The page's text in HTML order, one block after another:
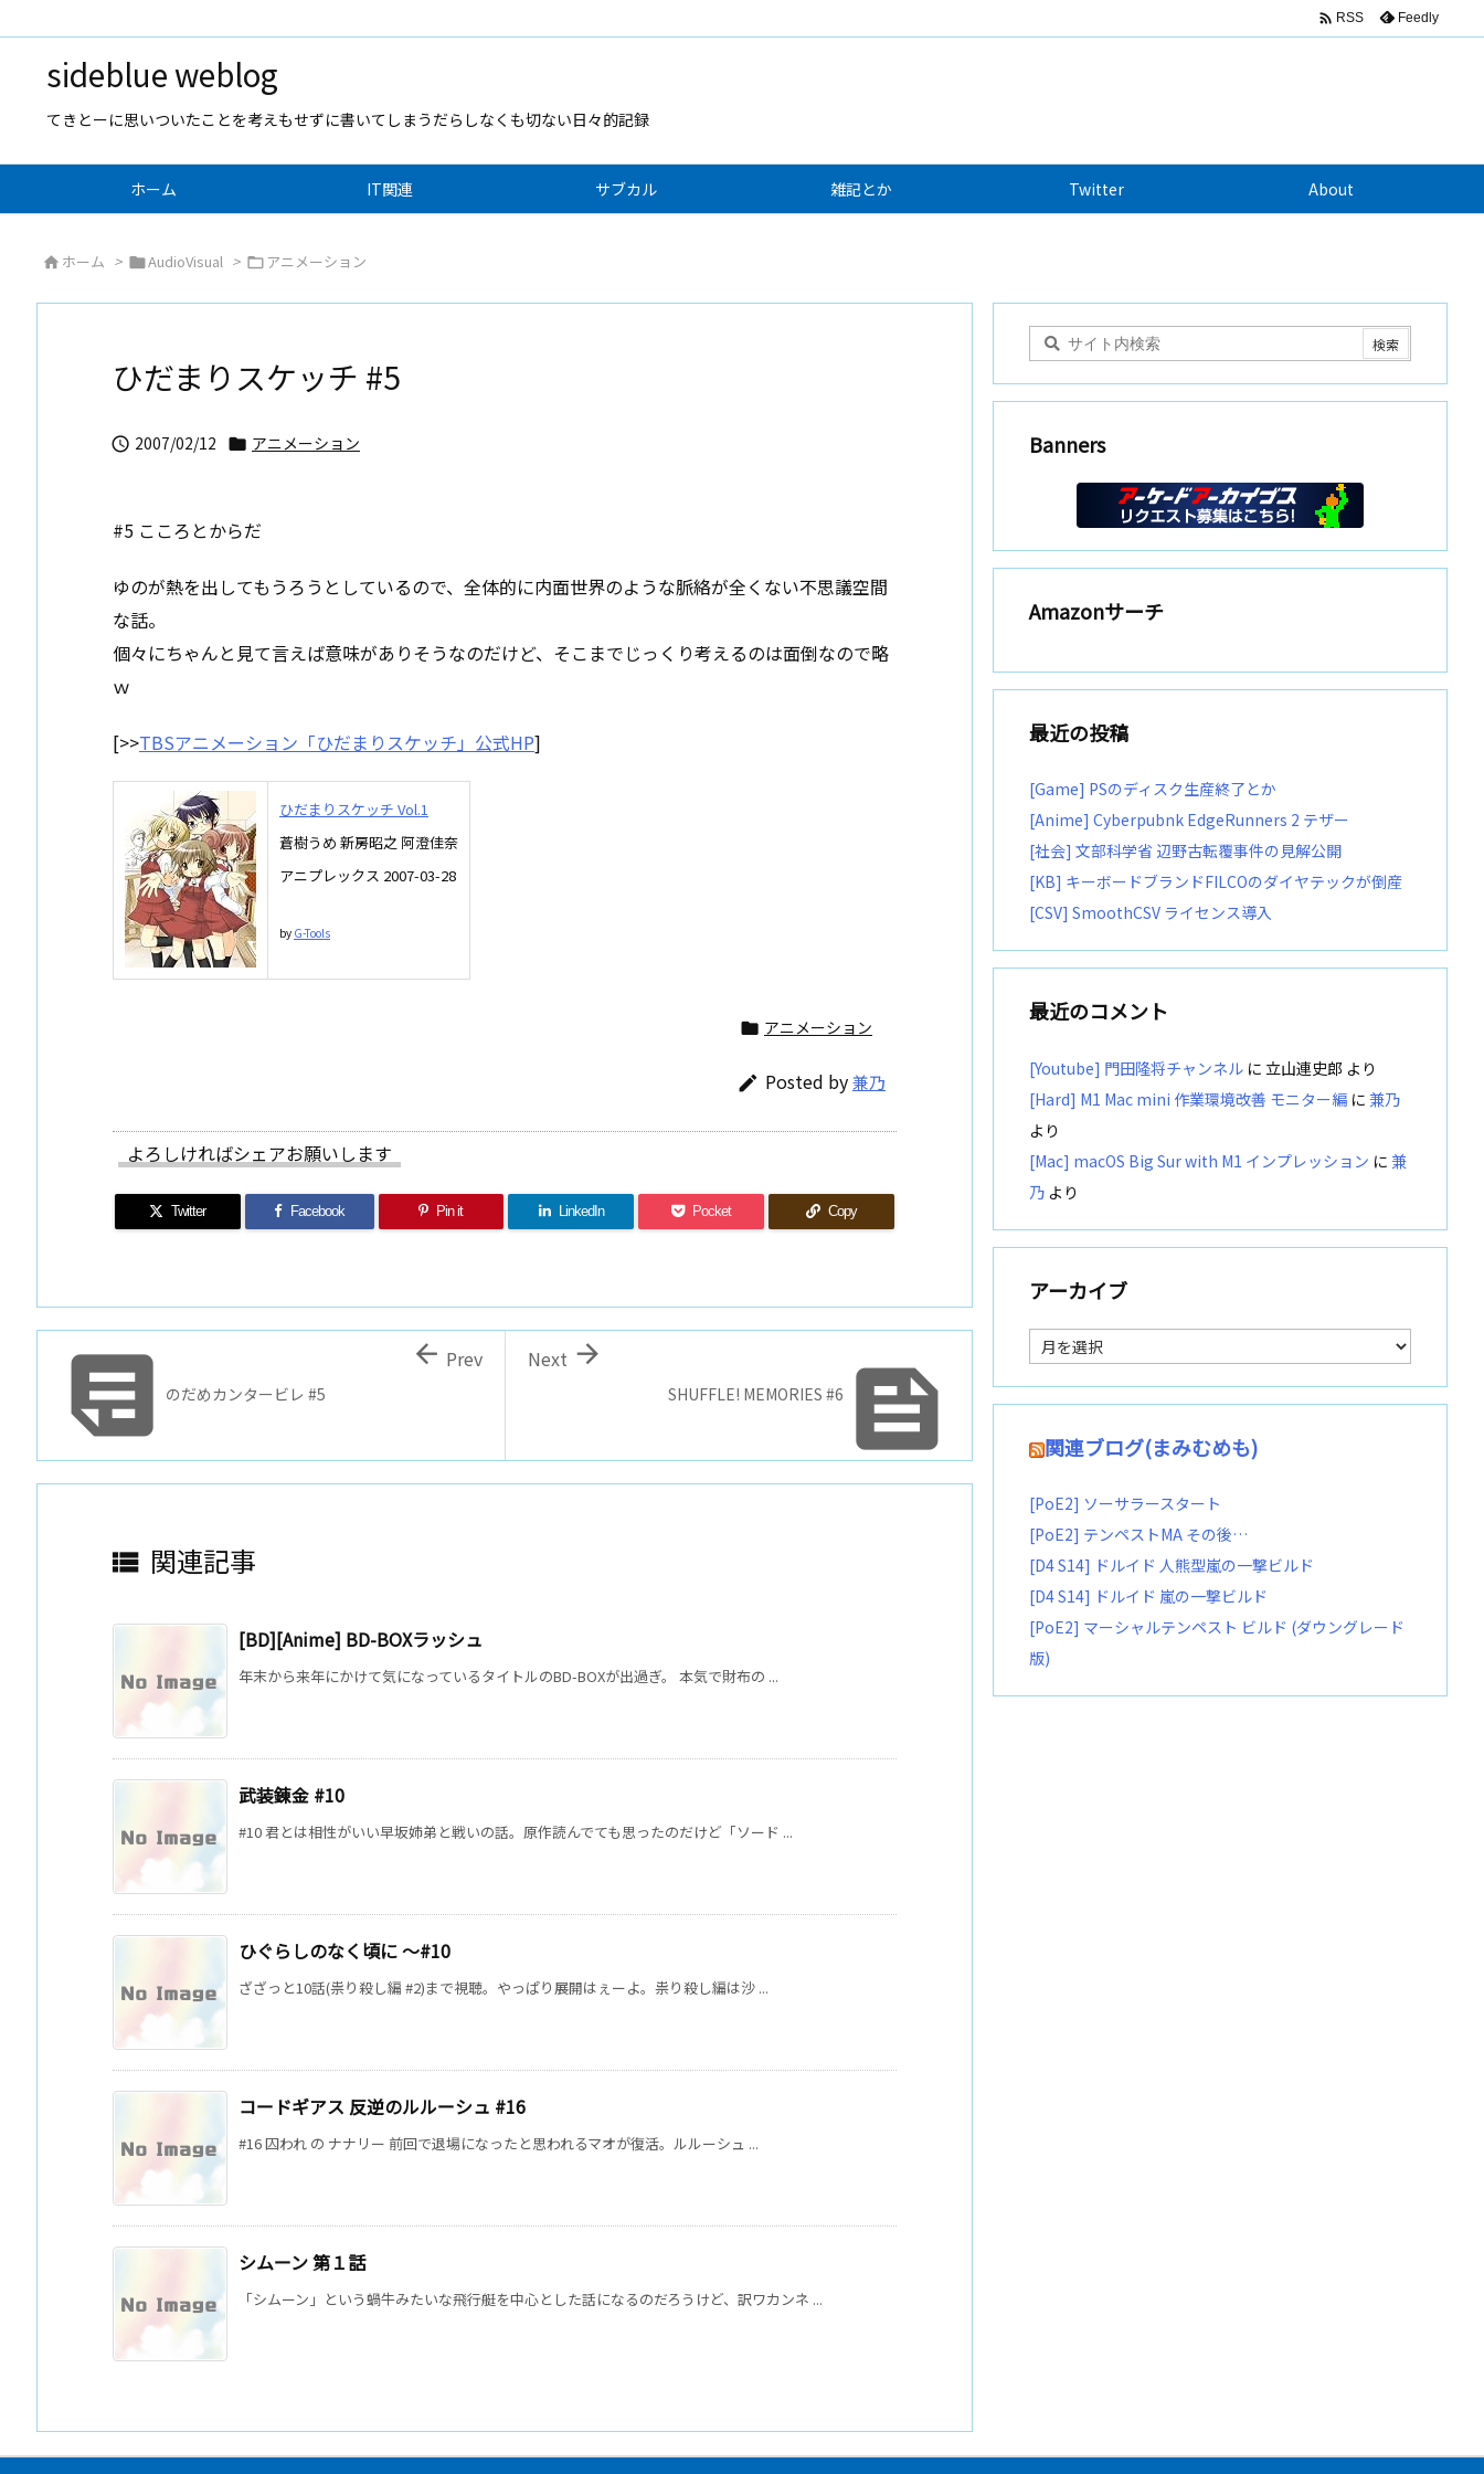
sideblue weblog
てきとーに思いついたことを考えもせずに書いてしまうだらしなくも切ない日々的記録
ホーム IT関連 サブカル 雑記とか Twitter About
 RSS Feedly
 ホーム > AudioVisual > アニメーション
ひだまりスケッチ #5
 2007/02/12  アニメーション
#5 こころとからだ
ゆのが熱を出してもうろうとしているので、全体的に内面世界のような脈絡が全くない不思議空間
な話。
個々にちゃんと見て言えば意味がありそうなのだけど、そこまでじっくり考えるのは面倒なので略
ｗ
[>>TBSアニメーション「ひだまりスケッチ」公式HP]
ひだまりスケッチ Vol.1
蒼樹うめ 新房昭之 阿澄佳奈
アニプレックス 2007-03-28
by G-Tools
 アニメーション
 Posted by兼乃
よろしければシェアお願いします
Twitter Facebook Pin it LinkedIn Pocket Copy

SHUFFLE! MEMORIES #6

Next
のだめカンタービレ #5
 Prev
 関連記事
[BD][Anime] BD-BOXラッシュ
年末から来年にかけて気になっているタイトルのBD-BOXが出過ぎ。 本気で財布の ...
武装錬金 #10
#10 君とは相性がいい早坂姉弟と戦いの話。原作読んでても思ったのだけど「ソード ...
ひぐらしのなく頃に ～#10
ざざっと10話(祟り殺し編 #2)まで視聴。やっぱり展開はぇーよ。祟り殺し編は沙 ...
コードギアス 反逆のルルーシュ #16
#16 囚われ の ナナリー 前回で退場になったと思われるマオが復活。ルルーシュ ...
シムーン 第１話
「シムーン」という蝸牛みたいな飛行艇を中心とした話になるのだろうけど、訳ワカンネ ...
Banners
Amazonサーチ
最近の投稿
[Game] PSのディスク生産終了とか
[Anime] Cyberpubnk EdgeRunners 2 テザー
[社会] 文部科学省 辺野古転覆事件の見解公開
[KB] キーボードブランドFILCOのダイヤテックが倒産
[CSV] SmoothCSV ライセンス導入
最近のコメント
[Youtube] 門田隆将チャンネル に 立山連史郎 より
[Hard] M1 Mac mini 作業環境改善 モニター編 に 兼乃
より
[Mac] macOS Big Sur with M1 インプレッション に 兼
乃 より
アーカイブ
ア
ー
カ
イ
関連ブログ(まみむめも)
[PoE2] ソーサラースタート
[PoE2] テンペストMA その後…
[D4 S14] ドルイド 人熊型嵐の一撃ビルド
[D4 S14] ドルイド 嵐の一撃ビルド
[PoE2] マーシャルテンペスト ビルド (ダウングレード
版)